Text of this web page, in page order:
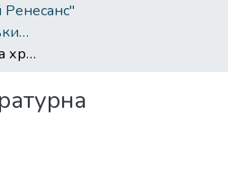
Ренесанс"
Література. "Український Ренесанс"
За 25 літ : літературна хрестоматія